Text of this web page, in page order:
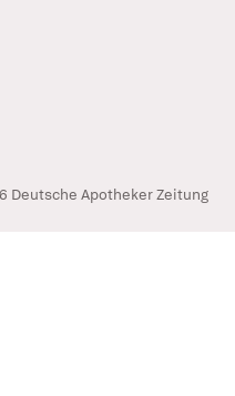
Deutsche Apotheker Zeitung